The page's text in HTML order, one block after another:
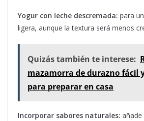
Yogur con leche descremada: para
ligera, aunque la textura será menos
Quizás también te interese:
mazamorra de durazno fácil
para preparar en casa
Incorporar sabores naturales: añade